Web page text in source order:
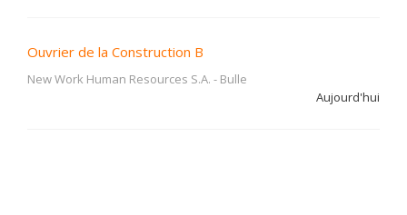
Ouvrier de la Construction B
New Work Human Resources S.A. - Bulle
Aujourd'hui